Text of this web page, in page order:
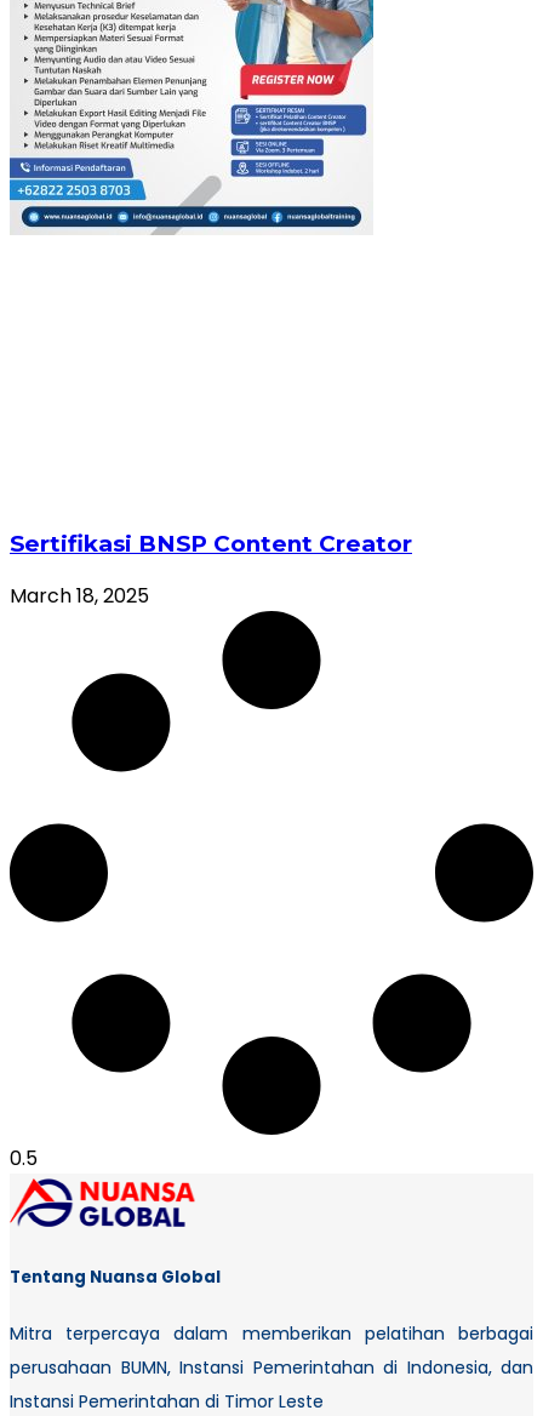
Sertifikasi BNSP Content Creator
March 18, 2025
Tentang Nuansa Global
Mitra terpercaya dalam memberikan pelatihan berbagai
perusahaan BUMN, Instansi Pemerintahan di Indonesia, dan
Instansi Pemerintahan di Timor Leste